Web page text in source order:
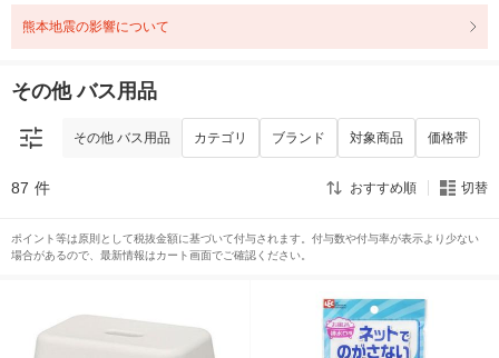
熊本地震の影響について
その他 バス用品
その他 バス用品 カテゴリ ブランド 対象商品 価格帯
87 件 おすすめ順 切替
ポイント等は原則として税抜金額に基づいて付与されます。付与数や付与率が表示より少ない
場合があるので、最新情報はカート画面でご確認ください。